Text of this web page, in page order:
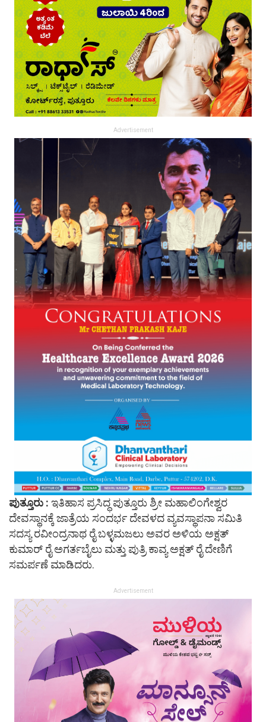
Advertisement
ಪುತ್ತೂರು : ಇತಿಹಾಸ ಪ್ರಸಿದ್ಧ ಪುತ್ತೂರು ಶ್ರೀ ಮಹಾಲಿಂಗೇಶ್ವರ
ದೇವಸ್ಥಾನಕ್ಕೆ ಜಾತ್ರೆಯ ಸಂದರ್ಭ ದೇವಳದ ವ್ಯವಸ್ಥಾಪನಾ ಸಮಿತಿ
ಸದಸ್ಯ ರವೀಂದ್ರನಾಥ ರೈ ಬಳ್ಳಮಜಲು ಅವರ ಅಳಿಯ ಅಕ್ಷತ್
ಕುಮಾರ್ ರೈ ಅಗರ್ತಬೈಲು ಮತ್ತು ಪುತ್ರಿ ಕಾವ್ಯ ಅಕ್ಷತ್ ರೈ ದೇಣಿಗೆ
ಸಮರ್ಪಣೆ ಮಾಡಿದರು.
Advertisement